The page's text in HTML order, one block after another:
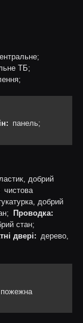
ТБ;
панель;
добрий
чистова
добрий
Проводка:
стан;
двері: дерево,